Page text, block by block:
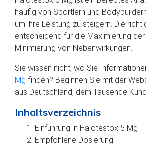
häufig von Sportlern und
um ihre Leistung zu steigern. Die
entscheidend für die Maximierung
Minimierung von Nebenwirkungen.
Sie wissen nicht, wo Sie
Mg finden? Beginnen Sie mit der
aus Deutschland, dem Tausende
Inhaltsverzeichnis
Einführung in Halotestox 5 Mg
Empfohlene Dosierung